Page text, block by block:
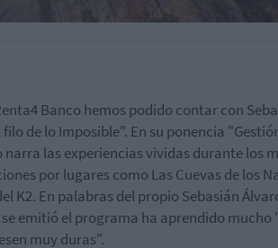
Banco hemos podido contar con
de lo Imposible". En su ponencia
narra las experiencias vividas durante los
por lugares como Las Cuevas de los
K2. En palabras del propio Sebasián
se emitió el programa ha aprendido mucho
muy duras".